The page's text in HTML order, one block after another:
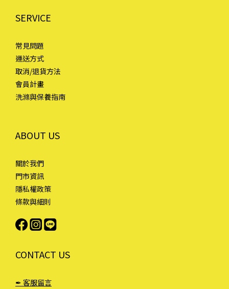
SERVICE
常見問題
運送方式
取消/退貨方法
會員計畫
洗滌與保養指南
ABOUT US
關於我們
門市資訊
隱私權政策
條款與細則
CONTACT US
✒ 客服留言